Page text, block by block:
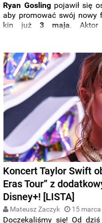
Ryan Goslingpojawił się
aby promować swój nowy
kin już3 maja. Aktor
komediowych i
i para
Taylor Swift.
Koncert Taylor Swift
Eras Tour” z
Disney+! [LISTA]
Mateusz Zaczyk 15
Doczekaliśmy się! Od